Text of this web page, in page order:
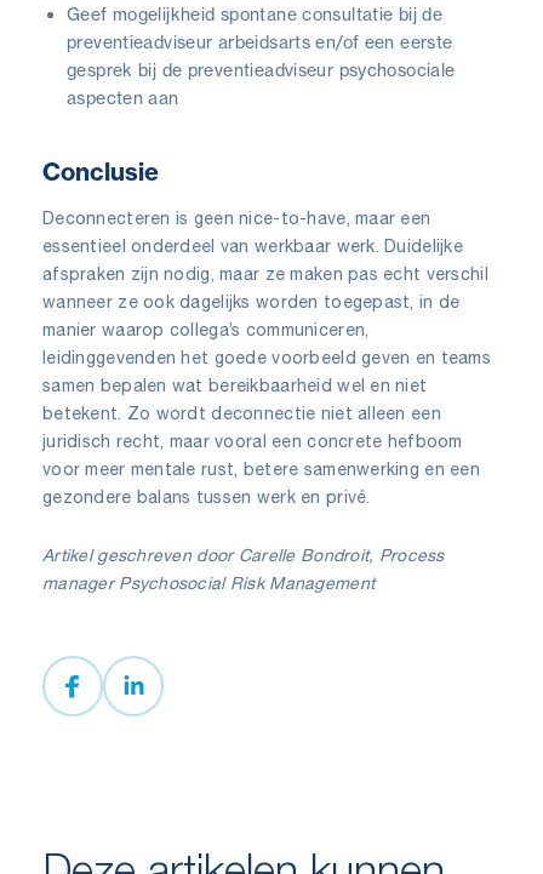
Geef mogelijkheid spontane consultatie bij de
preventieadviseur arbeidsarts en/of een eerste
gesprek bij de preventieadviseur psychosociale
aspecten aan
Conclusie
Deconnecteren is geen nice-to-have, maar een
essentieel onderdeel van werkbaar werk. Duidelijke
afspraken zijn nodig, maar ze maken pas echt verschil
wanneer ze ook dagelijks worden toegepast, in de
manier waarop collega’s communiceren,
leidinggevenden het goede voorbeeld geven en teams
samen bepalen wat bereikbaarheid wel en niet
betekent. Zo wordt deconnectie niet alleen een
juridisch recht, maar vooral een concrete hefboom
voor meer mentale rust, betere samenwerking en een
gezondere balans tussen werk en privé.
Artikel geschreven door Carelle Bondroit, Process
manager Psychosocial Risk Management